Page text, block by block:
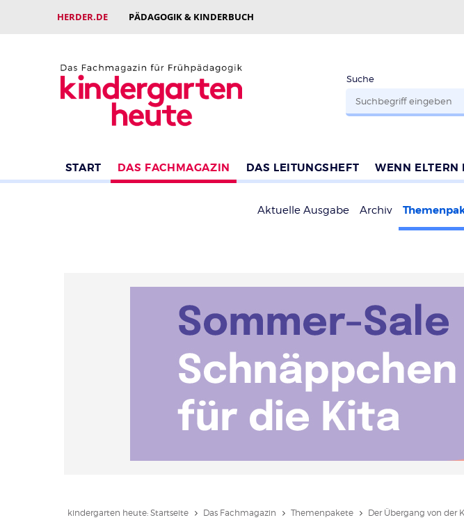
HERDER.DE PÄDAGOGIK & KINDERBUCH
Suche
START DAS FACHMAGAZIN DAS LEITUNGSHEFT WENN ELTERN
Aktuelle Ausgabe Archiv
kindergarten heute: Startseite Das Fachmagazin Themenpakete Der Übergang von der